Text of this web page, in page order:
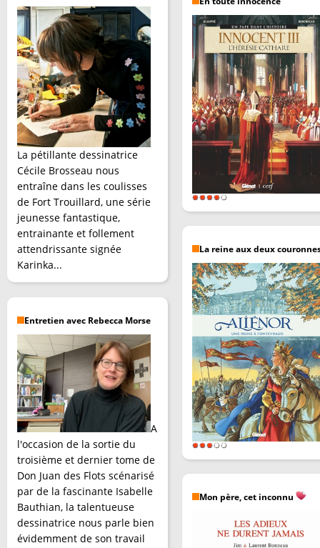
La pétillante dessinatrice
Cécile Brosseau nous
entraîne dans les coulisses
de Fort Trouillard, une série
jeunesse fantastique,
entrainante et follement
attendrissante signée
Karinka...
Entretien avec Rebecca Morse
A
l'occasion de la sortie du
troisième et dernier tome de
Don Juan des Flots scénarisé
par de la fascinante Isabelle
Bauthian, la talentueuse
dessinatrice nous parle bien
évidemment de son travail
La reine aux deux
Mon père, cet inconnu